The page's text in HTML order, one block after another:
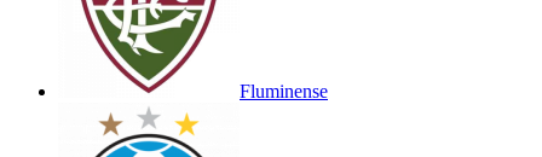
Fluminense